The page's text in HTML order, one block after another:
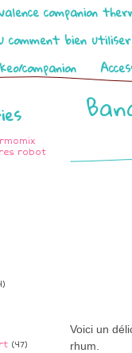
companion
comment bien
companion
robot
(47)
Voici un
rhum.